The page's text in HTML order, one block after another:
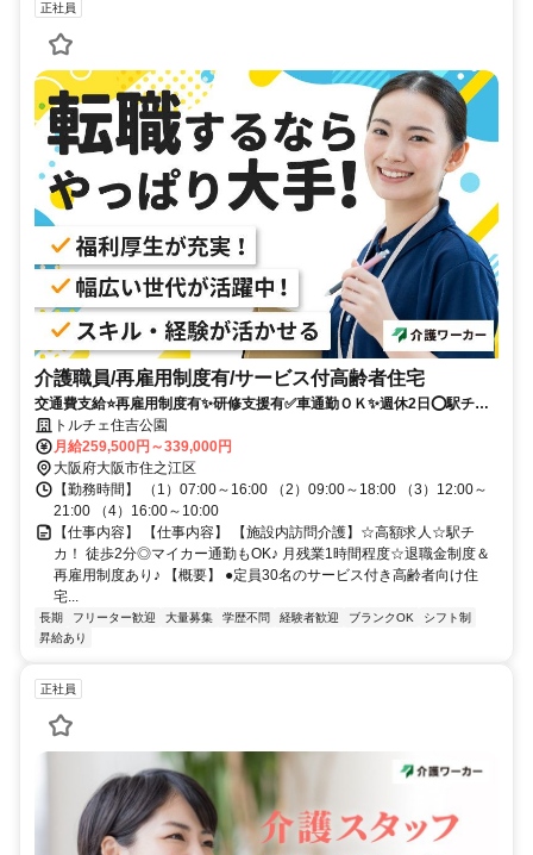
正社員
介護職員/再雇用制度有/サービス付高齢者住宅
交通費支給⭐️再雇用制度有✨研修支援有✅️車通勤ＯＫ✨週休2日⭕️駅チカ
✨高額求人
トルチェ住吉公園
月給259,500円～339,000円
大阪府大阪市住之江区
【勤務時間】 （1）07:00～16:00 （2）09:00～18:00 （3）12:00～
21:00 （4）16:00～10:00
【仕事内容】 【仕事内容】 【施設内訪問介護】☆高額求人☆駅チ
カ！ 徒歩2分◎マイカー通勤もOK♪ 月残業1時間程度☆退職金制度＆
再雇用制度あり♪ 【概要】 ●定員30名のサービス付き高齢者向け住
宅...
長期 フリーター歓迎 大量募集 学歴不問 経験者歓迎 ブランクOK
シフト制
昇給あり
正社員